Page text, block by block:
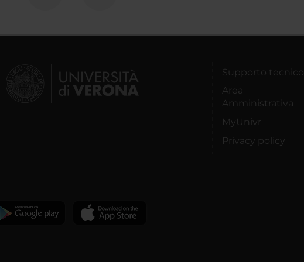
Supporto tecnico
Area
Amministrativa
MyUnivr
Privacy policy